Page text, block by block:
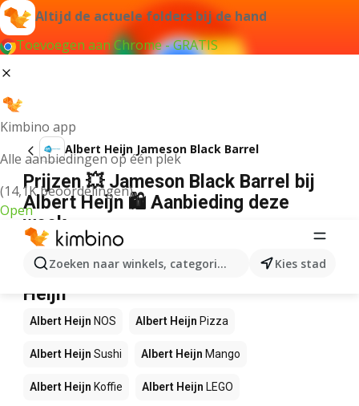
Altijd de actuele folders bij de hand
Toevoegen aan Chrome - GRATIS
Kimbino app
Alle aanbiedingen op één plek
(14,1K beoordelingen)
Open
Zoeken naar winkels, categorieën, producten...
Kies stad
Albert Heijn Jameson Black Barrel
Prijzen 💥 Jameson Black Barrel bij
Albert Heijn 🛍️ Aanbieding deze
week
Wij konden geen resultaten vinden voor die term.
Andere producten in winkels Albert
Heijn
Albert Heijn NOS Albert Heijn Pizza
Albert Heijn Sushi Albert Heijn Mango
Albert Heijn Koffie Albert Heijn LEGO